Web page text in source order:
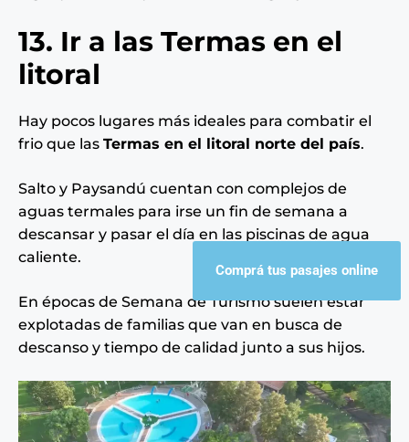
13. Ir a las Termas en el
litoral
Hay pocos lugares más ideales para combatir el
frio que las Termas en el litoral norte del país.
Salto y Paysandú cuentan con complejos de
aguas termales para irse un fin de semana a
descansar y pasar el día en las piscinas de agua
caliente.
En épocas de Semana de Turismo suelen estar
explotadas de familias que van en busca de
descanso y tiempo de calidad junto a sus hijos.
Comprá tus pasajes online